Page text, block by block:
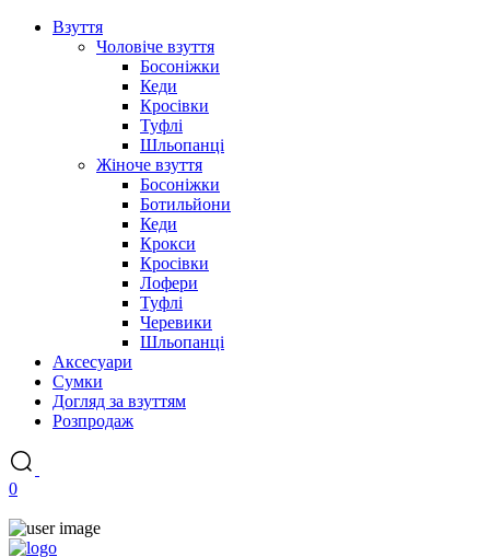
Взуття
Чоловіче взуття
Босоніжки
Кеди
Кросівки
Туфлі
Шльопанці
Жіноче взуття
Босоніжки
Ботильйони
Кеди
Крокси
Кросівки
Лофери
Туфлі
Черевики
Шльопанці
Аксесуари
Сумки
Догляд за взуттям
Розпродаж
0